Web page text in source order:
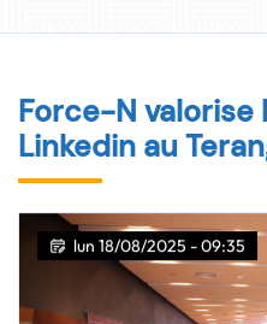
Force-N
Linkedin au
lun 18/08/2025 - 09:35